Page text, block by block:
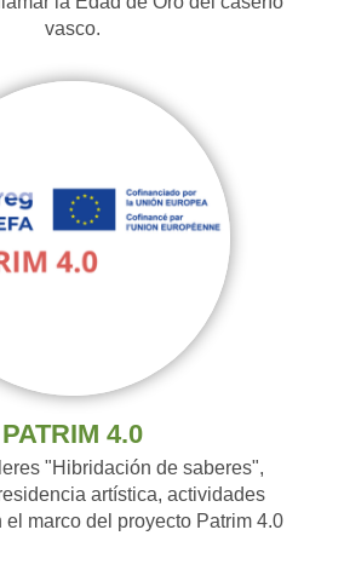
vasco.
PATRIM 4.0
"Hibridación de saberes",
artística, actividades
el marco del proyecto Patrim 4.0